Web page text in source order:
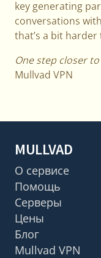
key generating
conversations
that’s a bit harder
One step closer
Mullvad VPN
MULLVAD
О сервисе
Помощь
Серверы
Цены
Блог
Mullvad VPN